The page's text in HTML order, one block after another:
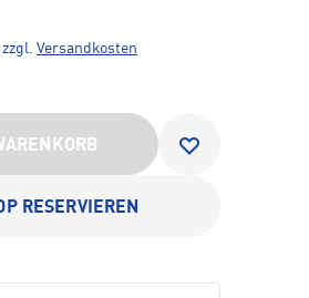
zzgl. Versandkosten
RESERVIEREN